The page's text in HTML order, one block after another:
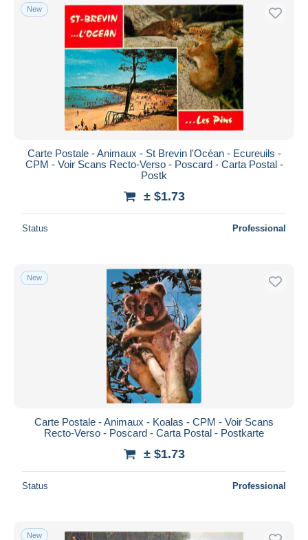
New
Carte Postale - Animaux - St Brevin l'Océan - Ecureuils -
CPM - Voir Scans Recto-Verso - Poscard - Carta Postal -
Postk
± $1.73
Status Professional
New
Carte Postale - Animaux - Koalas - CPM - Voir Scans
Recto-Verso - Poscard - Carta Postal - Postkarte
± $1.73
Status Professional
New